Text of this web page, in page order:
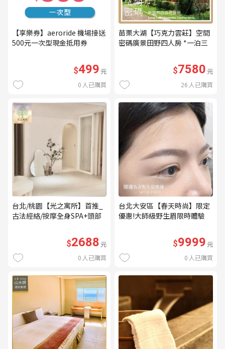
【享樂券】aeroride 機場接送
500元一次型現金抵用券
$499元
0 人已購買
苗栗大湖【巧克力雲莊】空間
密碼廣景田野四人房 *一泊三
$7580元
26 人已購買
台北/桃園【光之寓所】首推_
古法經絡/按摩全身SPA+頭部
$2688元
0 人已購買
台北大安區【春天時尚】限定
優惠!大師級野生眉限時體驗
優惠券（無補色） (MO)
$9999元
0 人已購買